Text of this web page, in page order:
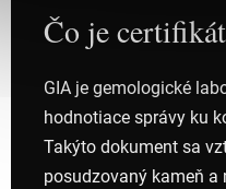
Čo je
GIA je gemologické
hodnotiace správy ku
Takýto dokument sa
posudzovaný kameň